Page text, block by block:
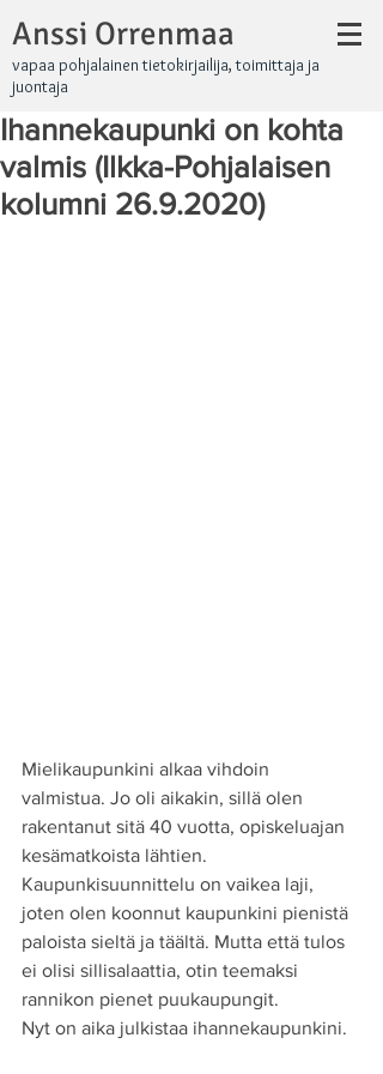
Anssi Orrenmaa
vapaa pohjalainen tietokirjailija, toimittaja ja
juontaja
Ihannekaupunki on kohta
valmis (Ilkka-Pohjalaisen
kolumni 26.9.2020)
Mielikaupunkini alkaa vihdoin
valmistua. Jo oli aikakin, sillä olen
rakentanut sitä 40 vuotta, opiskeluajan
kesämatkoista lähtien.
Kaupunkisuunnittelu on vaikea laji,
joten olen koonnut kaupunkini pienistä
paloista sieltä ja täältä. Mutta että tulos
ei olisi sillisalaattia, otin teemaksi
rannikon pienet puukaupungit.
Nyt on aika julkistaa ihannekaupunkini.